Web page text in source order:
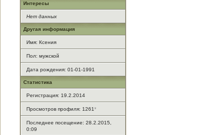
Интересы
Нет данных
Другая информация
Имя: Ксения
Пол: мужской
Дата рождения: 01-01-1991
Статистика
Регистрация: 19.2.2014
Просмотров профиля: 1261*
Последнее посещение: 28.2.2015,
0:09